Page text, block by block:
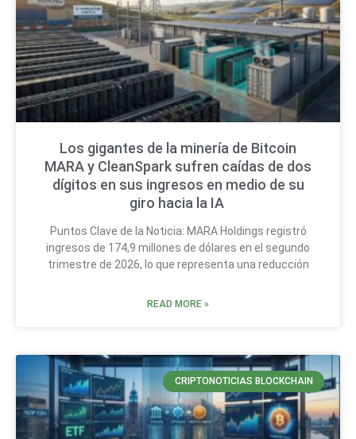
Los gigantes de la minería de Bitcoin
MARA y CleanSpark sufren caídas de dos
dígitos en sus ingresos en medio de su
giro hacia la IA
Puntos Clave de la Noticia: MARA Holdings registró
ingresos de 174,9 millones de dólares en el segundo
trimestre de 2026, lo que representa una reducción
READ MORE »
CRIPTONOTICIAS BLOCKCHAIN